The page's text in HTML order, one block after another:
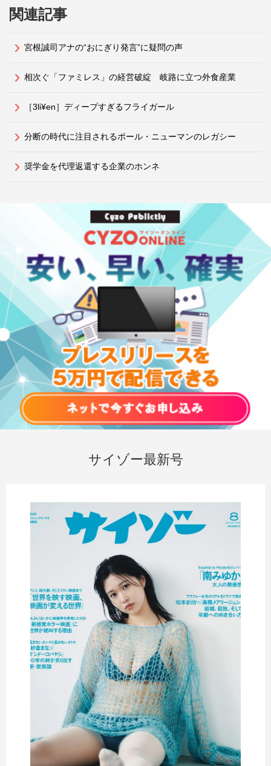
関連記事
宮根誠司アナの“おにぎり発言”に疑問の声
相次ぐ「ファミレス」の経営破綻 岐路に立つ外食産業
［3li¥en］ディープすぎるフライガール
分断の時代に注目されるポール・ニューマンのレガシー
奨学金を代理返還する企業のホンネ
サイゾー最新号